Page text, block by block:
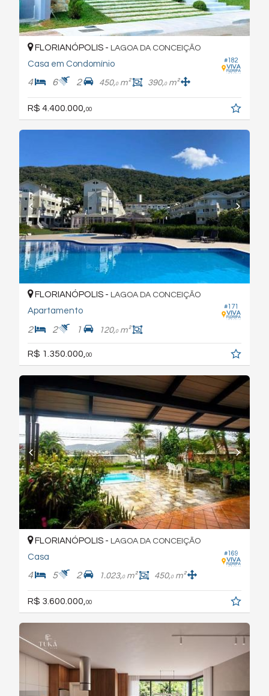
#182
FLORIANÓPOLIS - LAGOA DA CONCEIÇÃO
Casa em Condomínio
4 6 2 450,0m² 390,0m²
R$ 4.400.000, 00
#171
FLORIANÓPOLIS - LAGOA DA CONCEIÇÃO
Apartamento
2 2 1 120,0m²
R$ 1.350.000,00
#169
FLORIANÓPOLIS - LAGOA DA CONCEIÇÃO
Casa
4 5 2 1.023,0m² 450,0m²
R$ 3.600.000, 00